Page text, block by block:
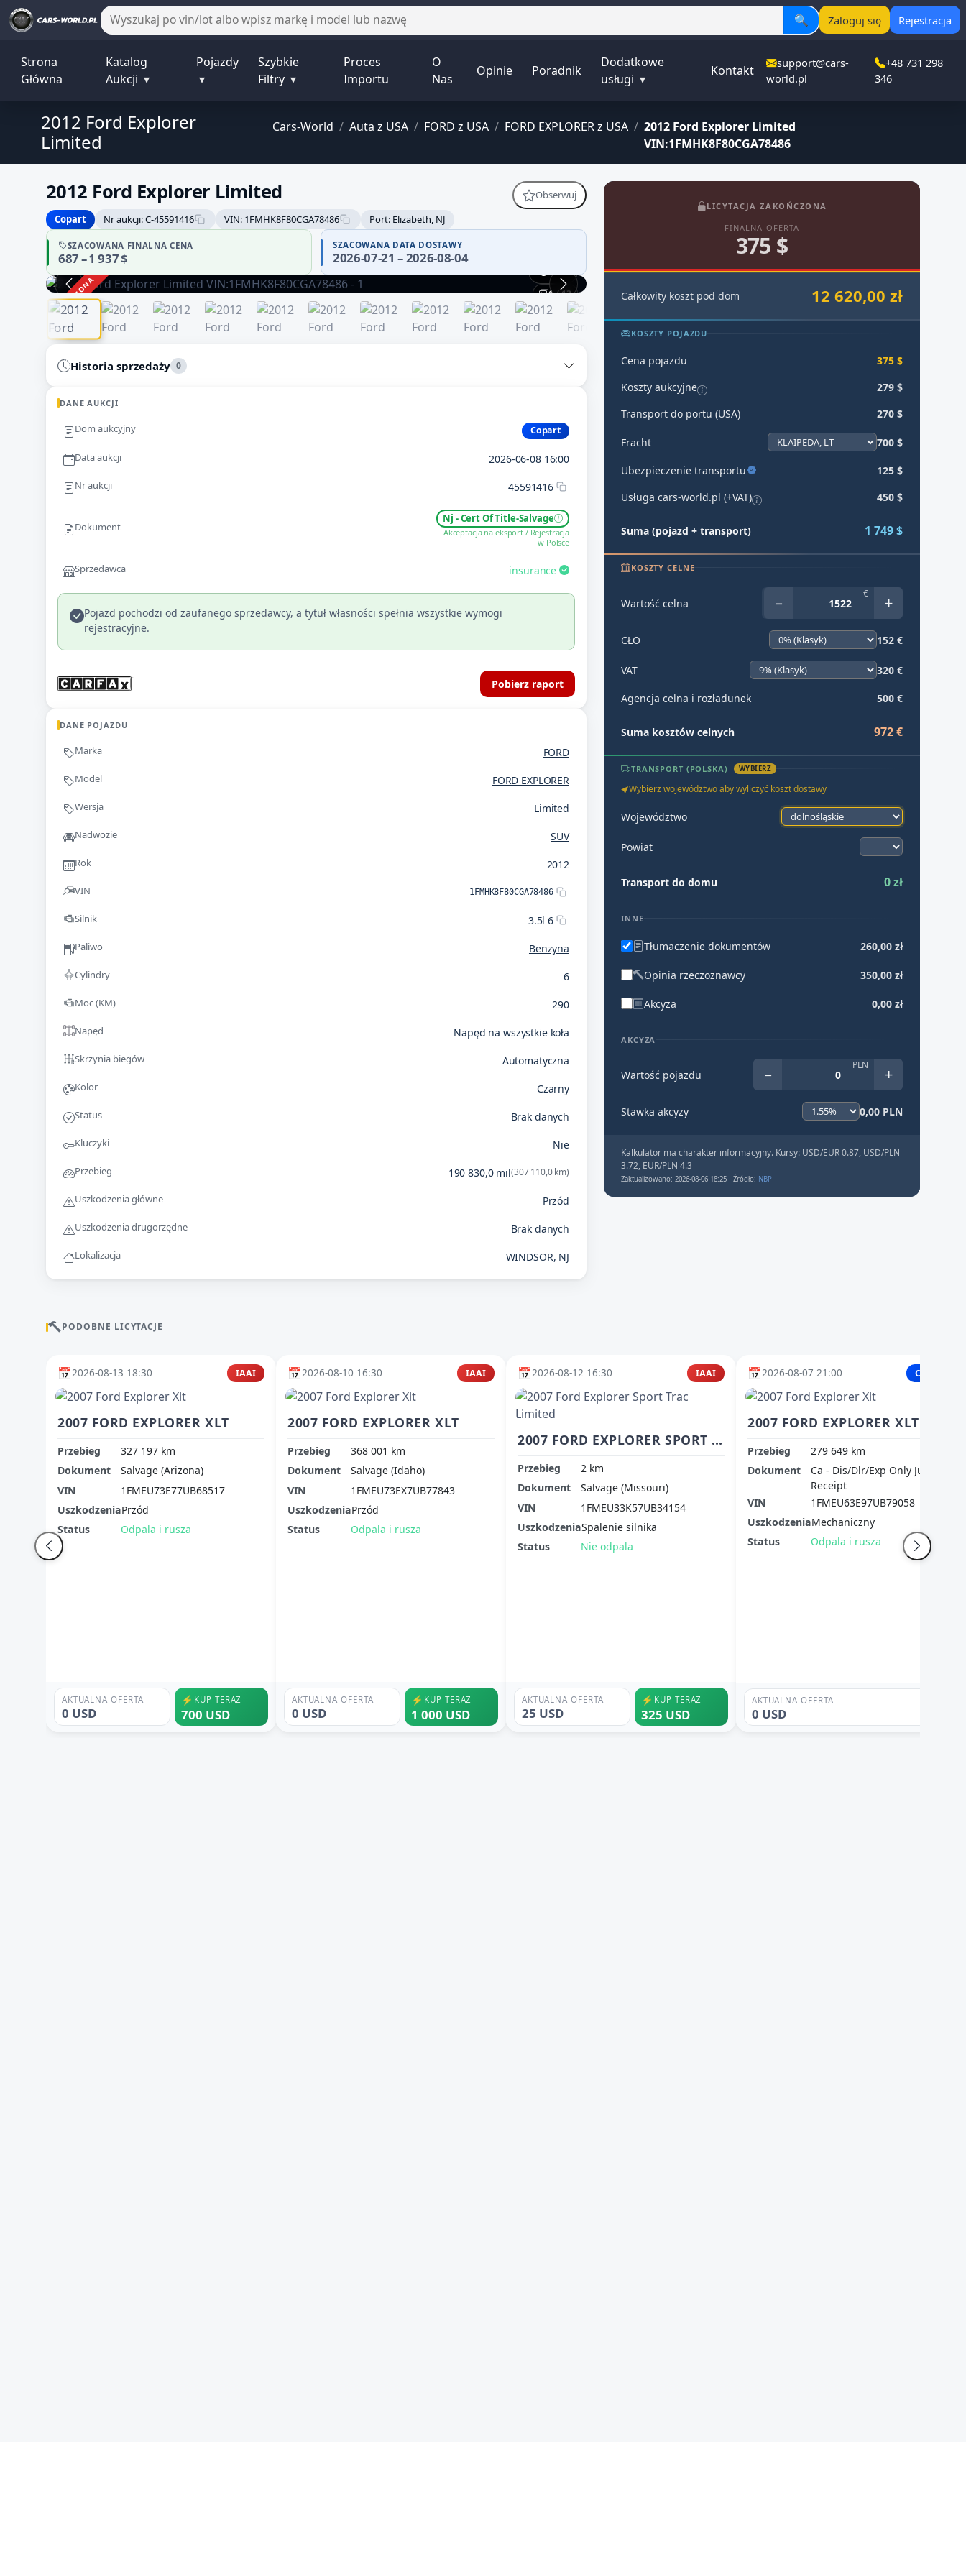
🔍 Zaloguj się Rejestracja
Strona
Główna
Katalog
Aukcji ▾
Pojazdy
▾
Szybkie
Filtry ▾
Proces
Importu
O
Nas
Opinie Poradnik
Dodatkowe
usługi ▾
Kontakt
support@cars-
world.pl
+48 731 298
346
Cars-World / Auta z USA / FORD z USA / FORD EXPLORER z USA / 2012 Ford Explorer Limited
VIN:1FMHK8F80CGA78486
2012 Ford Explorer
Limited
2012 Ford Explorer Limited
Obserwuj
Copart
Nr aukcji: C-45591416 VIN: 1FMHK8F80CGA78486 Port: Elizabeth, NJ
SZACOWANA FINALNA CENA
687 – 1 937 $
SZACOWANA DATA DOSTAWY
2026-07-21 – 2026-08-04
ZAKOŃCZONA 1 / 13
360°
Historia sprzedaży 0
DANE AUKCJI
Dom aukcyjny Copart
Data aukcji 2026-06-08 16:00
Nr aukcji 45591416
Dokument
Nj - Cert Of Title-Salvage
Akceptacja na eksport / Rejestracja
w Polsce
Sprzedawca insurance
Pojazd pochodzi od zaufanego sprzedawcy, a tytuł własności spełnia wszystkie wymogi
rejestracyjne.
Pobierz raport
DANE POJAZDU
Marka FORD
Model FORD EXPLORER
Wersja Limited
Nadwozie SUV
Rok 2012
VIN 1FMHK8F80CGA78486
Silnik 3.5l 6
Paliwo Benzyna
Cylindry 6
Moc (KM) 290
Napęd Napęd na wszystkie koła
Skrzynia biegów Automatyczna
Kolor Czarny
Status Brak danych
Kluczyki Nie
Przebieg 190 830,0 mil(307 110,0 km)
Uszkodzenia główne Przód
Uszkodzenia drugorzędne Brak danych
Lokalizacja WINDSOR, NJ
LICYTACJA ZAKOŃCZONA
FINALNA OFERTA
375 $
Całkowity koszt pod dom 12 620,00 zł
KOSZTY POJAZDU
Cena pojazdu
375 $
Koszty aukcyjne
279 $
Transport do portu (USA)
270 $
Fracht 700 $
Ubezpieczenie transportu
125 $
Usługa cars-world.pl (+VAT)
450 $
Suma (pojazd + transport) 1 749 $
KOSZTY CELNE
Wartość celna − € +
CŁO 152 €
VAT 320 €
Agencja celna i rozładunek 500 €
Suma kosztów celnych 972 €
TRANSPORT (POLSKA) WYBIERZ
Wybierz województwo aby wyliczyć koszt dostawy
Województwo
Powiat
Transport do domu 0 zł
INNE
Tłumaczenie dokumentów 260,00 zł
Opinia rzeczoznawcy 350,00 zł
Akcyza 0,00 zł
AKCYZA
Wartość pojazdu − PLN +
Stawka akcyzy 0,00 PLN
Kalkulator ma charakter informacyjny. Kursy: USD/EUR 0.87, USD/PLN
3.72, EUR/PLN 4.3
Zaktualizowano: 2026-08-06 18:25 · Źródło: NBP
PODOBNE LICYTACJE
📅2026-08-13 18:30 IAAI
2007 FORD EXPLORER XLT
Przebieg
327 197 km
Dokument
Salvage (Arizona)
VIN
1FMEU73E77UB68517
UszkodzeniaPrzód
Status
Odpala i rusza
AKTUALNA OFERTA
0 USD
⚡ KUP TERAZ
700 USD
📅2026-08-10 16:30 IAAI
2007 FORD EXPLORER XLT
Przebieg
368 001 km
Dokument
Salvage (Idaho)
VIN
1FMEU73EX7UB77843
UszkodzeniaPrzód
Status
Odpala i rusza
AKTUALNA OFERTA
0 USD
⚡ KUP TERAZ
1 000 USD
📅2026-08-12 16:30 IAAI
2007 FORD EXPLORER SPORT TRAC LIMITED
Przebieg
2 km
Dokument
Salvage (Missouri)
VIN
1FMEU33K57UB34154
UszkodzeniaSpalenie silnika
Status
Nie odpala
AKTUALNA OFERTA
25 USD
⚡ KUP TERAZ
325 USD
📅2026-08-07 21:00 Copart
2007 FORD EXPLORER XLT
Przebieg
279 649 km
Dokument
Ca - Dis/Dlr/Exp Only Junk
Receipt
VIN
1FMEU63E97UB79058
UszkodzeniaMechaniczny
Status
Odpala i rusza
AKTUALNA OFERTA
0 USD